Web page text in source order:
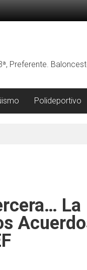
Preferente.
Polideportivo
La